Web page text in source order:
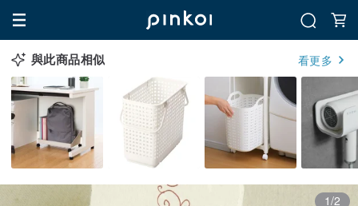
與此商品相似 看更多
1/2